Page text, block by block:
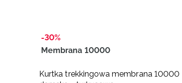
-30%
Membrana 10000
Kurtka trekkingowa membrana 10000